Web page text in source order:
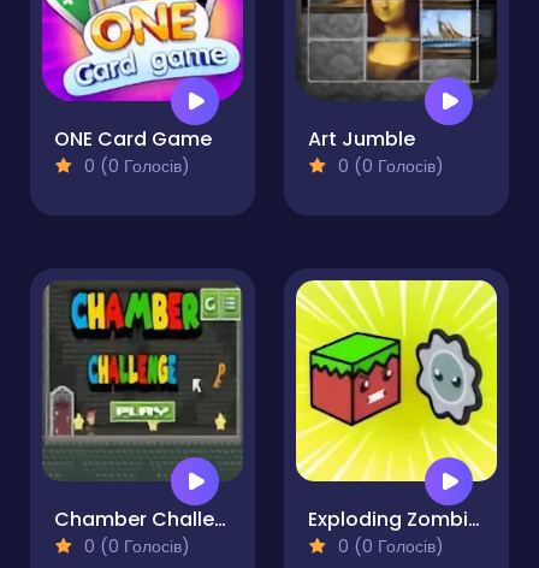
ONE Card Game
0 (0 Голосів)
Art Jumble
0 (0 Голосів)
Chamber Challenge
0 (0 Голосів)
Exploding Zombie Boxes
0 (0 Голосів)